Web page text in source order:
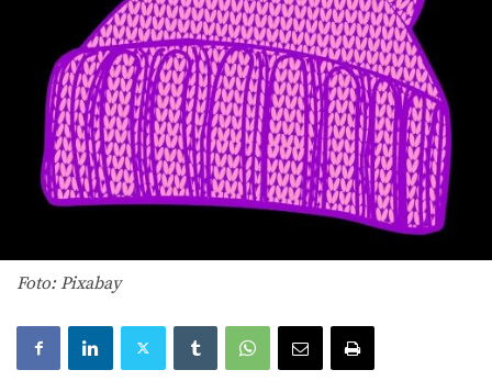
Foto: Pixabay